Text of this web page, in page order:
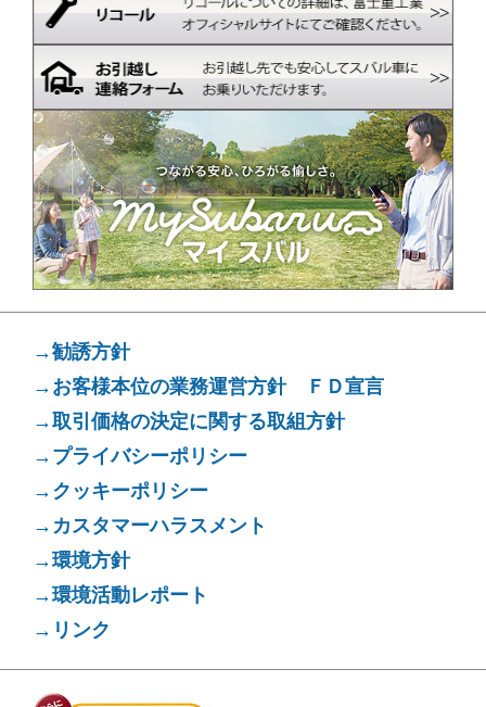
→勧誘方針
→お客様本位の業務運営方針 ＦＤ宣言
→取引価格の決定に関する取組方針
→プライバシーポリシー
→クッキーポリシー
→カスタマーハラスメント
→環境方針
→環境活動レポート
→リンク